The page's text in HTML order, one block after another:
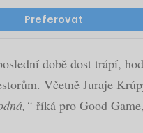
Preferovat
době dost trápí,
Včetně Juraje
říká pro Good